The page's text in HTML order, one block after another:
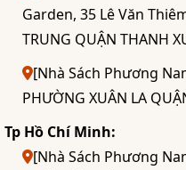
Garden, 35 Lê Văn
TRUNG QUẬN THANH
[Nhà Sách Phương
PHƯỜNG XUÂN LA
Tp Hồ Chí Minh:
[Nhà Sách Phương